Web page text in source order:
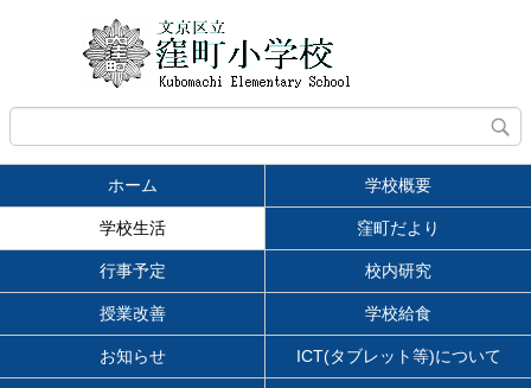
ホーム 学校概要
学校生活 窪町だより
行事予定 校内研究
授業改善 学校給食
お知らせ ICT(タブレット等)について